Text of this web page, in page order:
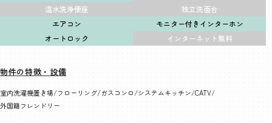
温水洗浄便座
独立洗面台
エアコン
モニター付きインターホン
オートロック
インターネット無料
物件の特徴・設備
室内洗濯機置き場 フローリング ガスコンロ システムキッチン CATV
外国籍フレンドリー